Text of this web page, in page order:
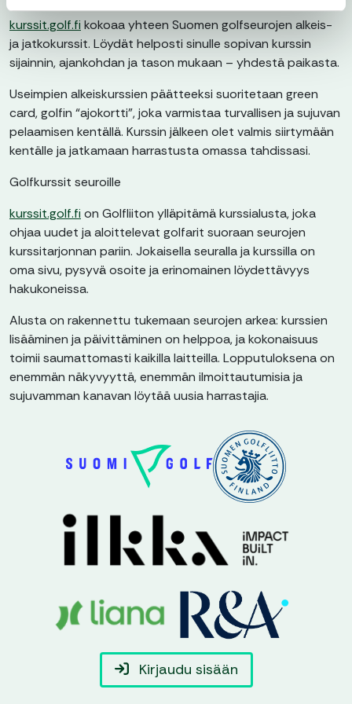
kurssit.golf.fi kokoaa yhteen Suomen golfseurojen alkeis-
ja jatkokurssit. Löydät helposti sinulle sopivan kurssin
sijainnin, ajankohdan ja tason mukaan – yhdestä paikasta.
Useimpien alkeiskurssien päätteeksi suoritetaan green
card, golfin “ajokortti”, joka varmistaa turvallisen ja sujuvan
pelaamisen kentällä. Kurssin jälkeen olet valmis siirtymään
kentälle ja jatkamaan harrastusta omassa tahdissasi.
Golfkurssit seuroille
kurssit.golf.fi on Golfliiton ylläpitämä kurssialusta, joka
ohjaa uudet ja aloittelevat golfarit suoraan seurojen
kurssitarjonnan pariin. Jokaisella seuralla ja kurssilla on
oma sivu, pysyvä osoite ja erinomainen löydettävyys
hakukoneissa.
Alusta on rakennettu tukemaan seurojen arkea: kurssien
lisääminen ja päivittäminen on helppoa, ja kokonaisuus
toimii saumattomasti kaikilla laitteilla. Lopputuloksena on
enemmän näkyvyyttä, enemmän ilmoittautumisia ja
sujuvamman kanavan löytää uusia harrastajia.
Kirjaudu sisään